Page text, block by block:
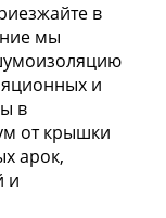
в
мы
и
в
от крышки
арок,
и